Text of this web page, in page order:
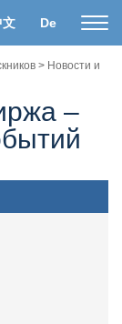
文 De
> Новости и
–